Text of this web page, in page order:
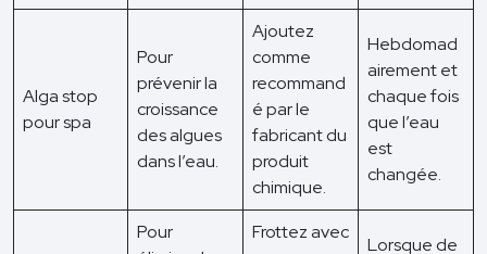
Alga stop
pour spa
Pour
prévenir la
croissance
des algues
dans l’eau.
Ajoutez
comme
recommand
é par le
fabricant du
produit
chimique.
Hebdomad
airement et
chaque fois
que l’eau
est
changée.
Pour
Frottez avec
Lorsque de